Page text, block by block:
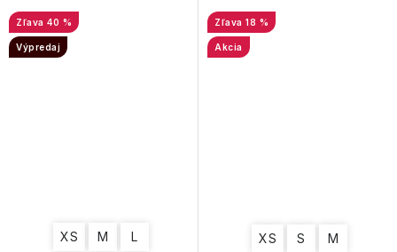
40 %
Výpredaj
XS M L
18 %
Akcia
XS S M